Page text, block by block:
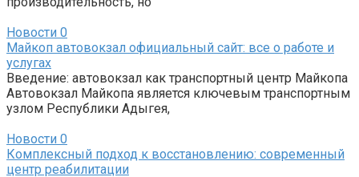
Новости 0
Майкоп автовокзал официальный сайт: все о работе и
услугах
Введение: автовокзал как транспортный центр Майкопа
Автовокзал Майкопа является ключевым транспортным
узлом Республики Адыгея,
Новости 0
Комплексный подход к восстановлению: современный
центр реабилитации